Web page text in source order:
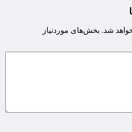
شد. بخش‌های موردنیاز